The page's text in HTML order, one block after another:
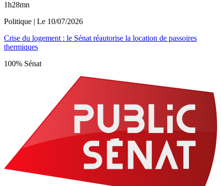
1h28mn
Politique | Le 10/07/2026
Crise du logement : le Sénat réautorise la location de passoires
thermiques
100% Sénat